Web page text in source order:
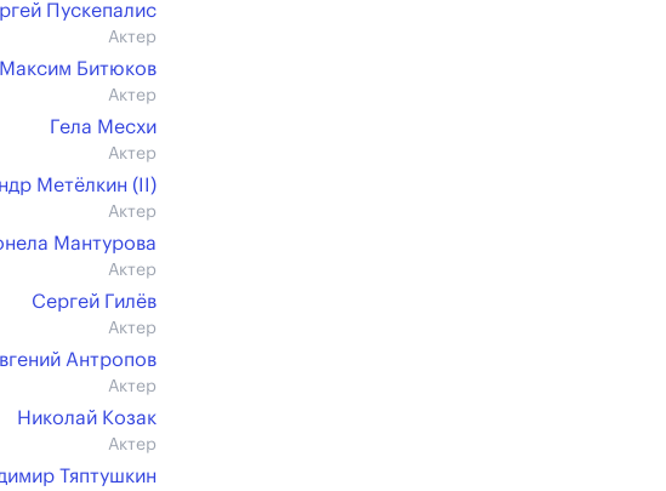
Пускепалис
Актер
Максим Битюков
Актер
Гела Месхи
Актер
Метёлкин (II)
Актер
Мантурова
Актер
Сергей Гилёв
Актер
Антропов
Актер
Николай Козак
Актер
Тяптушкин